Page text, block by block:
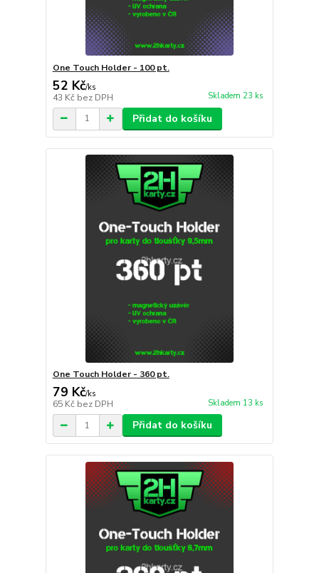
One Touch Holder - 100 pt.
52 Kč/ks
43 Kč bez DPH Skladem 23 ks
Přidat do košíku
One Touch Holder - 360 pt.
79 Kč/ks
65 Kč bez DPH Skladem 13 ks
Přidat do košíku